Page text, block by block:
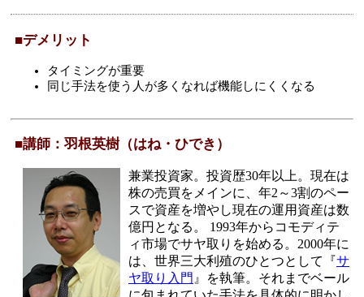
■デメリット
タイミングが重要
同じ手法を使う人が多くなれば機能しにくくなる
■講師：羽根英樹（はね・ひでき）
兼業投資家。投資歴30年以上。現在は
株の売買をメインに、年2～3割のペー
スで資産を増やし現在の運用資産は数
億円となる。 1993年からコモディテ
ィ市場でサヤ取りを始める。2000年に
は、世界三大利殖のひとつとして『サ
ヤ取り入門 』を執筆。それまでベール